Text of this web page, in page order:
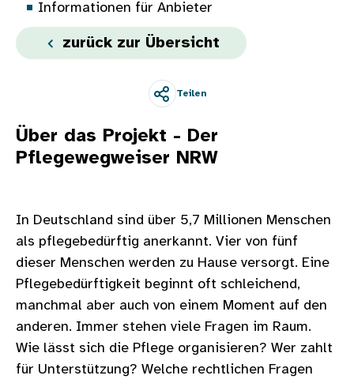
Informationen für Anbieter
zurück zur Übersicht
Teilen
Über das Projekt - Der
Pflegewegweiser NRW
In Deutschland sind über 5,7 Millionen Menschen
als pflegebedürftig anerkannt. Vier von fünf
dieser Menschen werden zu Hause versorgt. Eine
Pflegebedürftigkeit beginnt oft schleichend,
manchmal aber auch von einem Moment auf den
anderen. Immer stehen viele Fragen im Raum.
Wie lässt sich die Pflege organisieren? Wer zahlt
für Unterstützung? Welche rechtlichen Fragen